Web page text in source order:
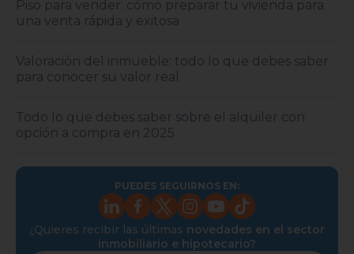
Piso para vender: cómo preparar tu vivienda para
una venta rápida y exitosa
Valoración del inmueble: todo lo que debes saber
para conocer su valor real
Todo lo que debes saber sobre el alquiler con
opción a compra en 2025
PUEDES SEGUIRNOS EN:
¿Quieres recibir las últimas novedades en el sector
inmobiliario e hipotecario?